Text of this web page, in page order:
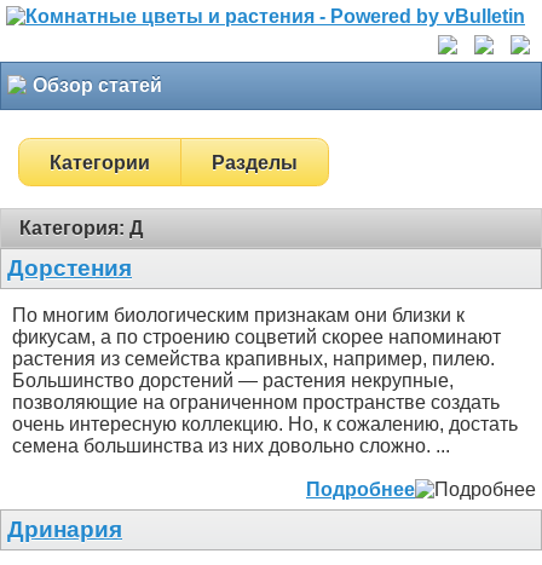
Обзор статей
Категории Разделы
Категория: Д
Дорстения
По многим биологическим признакам они близки к
фикусам, а по строению соцветий скорее напоминают
растения из семейства крапивных, например, пилею.
Большинство дорстений — растения некрупные,
позволяющие на ограниченном пространстве создать
очень интересную коллекцию. Но, к сожалению, достать
семена большинства из них довольно сложно. ...
Подробнее
Дринария